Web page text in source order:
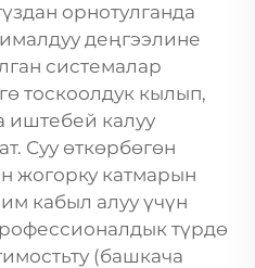
орнотулганда
деңгээлине
системалар
тоскоолдук кылып,
иштебей калуу
Суу өткөрбөгөн
жогорку катмарын
кабыл алуу үчүн
түрдө
(башкача